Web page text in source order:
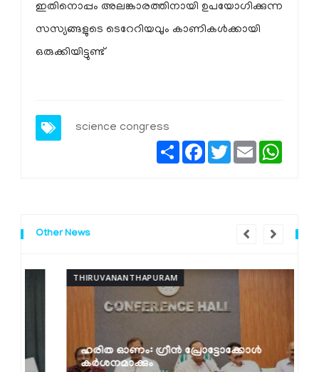
ഇതിനൊപ്പം അലങ്കാരത്തിനായി ഉപയോഗിക്കുന്ന
സസ്യങ്ങളുടെ ടെറേറിയവും കാണികള്‍ക്കായി
ഒരുക്കിയിട്ടുണ്ട്
science congress
ShareFacebook
TwitterEmail
Other News
THIRUVANANTHAPURAM
ഹരിത ഓണം: ഗ്രീൻ പ്രോട്ടോക്കോൾ
കർശനമാക്കും